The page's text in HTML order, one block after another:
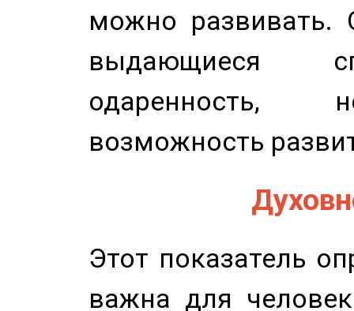
можно развивать.
выдающиеся
одаренность,
возможность
Этот показатель
важна для